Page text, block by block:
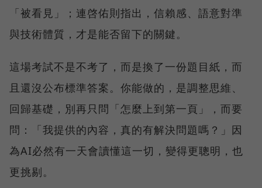
「被看見」；連啓佑則指出，信賴感、語意對準
與技術體質，才是能否留下的關鍵。
這場考試不是不考了，而是換了一份題目紙，而
且還沒公布標準答案。你能做的，是調整思維、
回歸基礎，別再只問「怎麼上到第一頁」，而要
問：「我提供的內容，真的有解決問題嗎？」因
為AI必然有一天會讀懂這一切，變得更聰明，也
更挑剔。